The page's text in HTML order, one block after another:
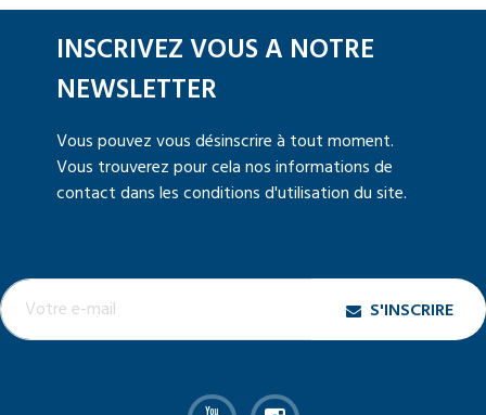
INSCRIVEZ VOUS A NOTRE
NEWSLETTER
Vous pouvez vous désinscrire à tout moment.
Vous trouverez pour cela nos informations de
contact dans les conditions d'utilisation du site.
S'INSCRIRE